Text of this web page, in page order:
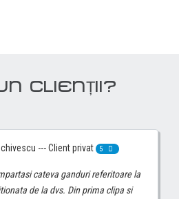
CLIENȚII?
--- Client privat 5
cateva ganduri referitoare la
de la dvs. Din prima clipa si